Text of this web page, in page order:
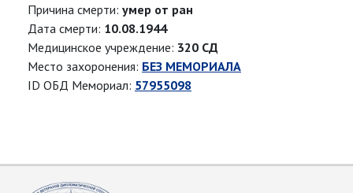
Причина смерти: умер от ран
Дата смерти: 10.08.1944
Медицинское учреждение: 320 СД
Место захоронения: БЕЗ МЕМОРИАЛА
ID ОБД Мемориал: 57955098